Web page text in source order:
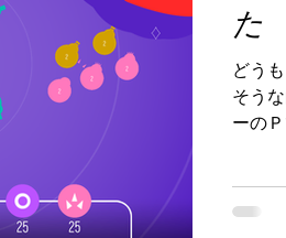
た
どう
そう
ーの
と……...